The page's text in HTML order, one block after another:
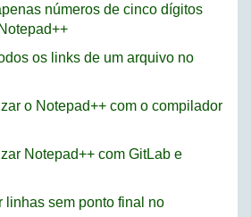
números de cinco dígitos
os links de um arquivo no
o Notepad++ com o compilador
Notepad++ com GitLab e
linhas sem ponto final no